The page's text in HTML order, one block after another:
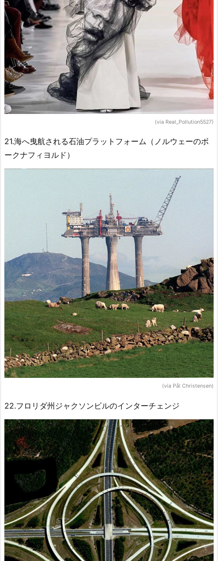
(via Real_Pollution5527)
21.海へ曳航される石油プラットフォーム（ノルウェーのボ
ークナフィヨルド）
(via Pål Christensen)
22.フロリダ州ジャクソンビルのインターチェンジ